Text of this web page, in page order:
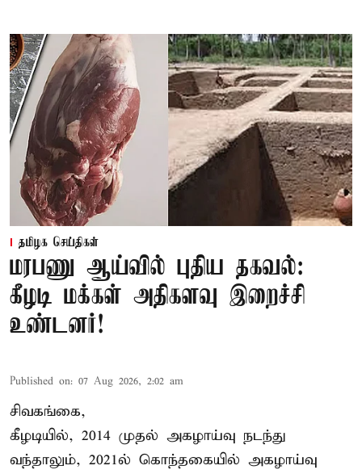
தமிழக செய்திகள்
மரபணு ஆய்வில் புதிய தகவல்:
கீழடி மக்கள் அதிகளவு இறைச்சி
உண்டனர்!
Published on: 07 Aug 2026, 2:02 am
சிவகங்கை,
கீழடியில், 2014 முதல் அகழாய்வு நடந்து
வந்தாலும், 2021ல் கொந்தகையில் அகழாய்வு